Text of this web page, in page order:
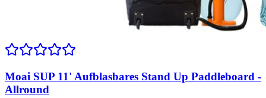
Moai SUP 11' Aufblasbares Stand Up Paddleboard -
Allround